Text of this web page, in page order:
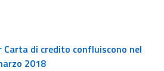
Carta di credito confluiscono nel
2018